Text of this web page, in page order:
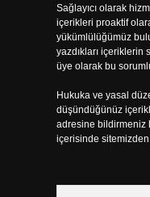
Sağlayıcı olarak
içerikleri proaktif
yükümlülüğümüz
yazdıkları içeriklerin
üye olarak bu
Hukuka ve yasal
düşündüğünüz
adresine bildirmeniz
içerisinde sitemizden